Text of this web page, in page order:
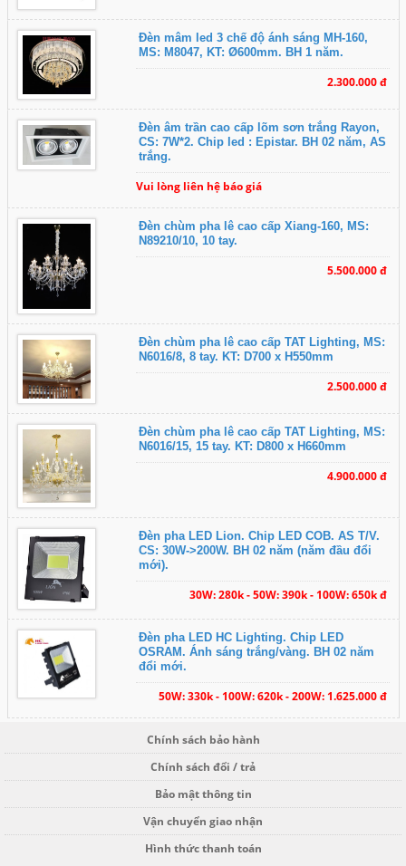
Đèn mâm led 3 chế độ ánh sáng MH-160,
MS: M8047, KT: Ø600mm. BH 1 năm.
2.300.000 đ
Đèn âm trần cao cấp lõm sơn trắng Rayon,
CS: 7W*2. Chip led : Epistar. BH 02 năm, AS
trắng.
Vui lòng liên hệ báo giá
Đèn chùm pha lê cao cấp Xiang-160, MS:
N89210/10, 10 tay.
5.500.000 đ
Đèn chùm pha lê cao cấp TAT Lighting, MS:
N6016/8, 8 tay. KT: D700 x H550mm
2.500.000 đ
Đèn chùm pha lê cao cấp TAT Lighting, MS:
N6016/15, 15 tay. KT: D800 x H660mm
4.900.000 đ
Đèn pha LED Lion. Chip LED COB. AS T/V.
CS: 30W->200W. BH 02 năm (năm đầu đổi
mới).
30W: 280k - 50W: 390k - 100W: 650k đ
Đèn pha LED HC Lighting. Chip LED
OSRAM. Ánh sáng trắng/vàng. BH 02 năm
đổi mới.
50W: 330k - 100W: 620k - 200W: 1.625.000 đ
Chính sách bảo hành
Chính sách đổi / trả
Bảo mật thông tin
Vận chuyển giao nhận
Hình thức thanh toán